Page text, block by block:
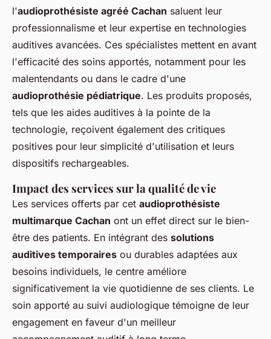
l'audioprothésiste agréé Cachan saluent leur
professionnalisme et leur expertise en technologies
auditives avancées. Ces spécialistes mettent en avant
l'efficacité des soins apportés, notamment pour les
malentendants ou dans le cadre d'une
audioprothésie pédiatrique. Les produits proposés,
tels que les aides auditives à la pointe de la
technologie, reçoivent également des critiques
positives pour leur simplicité d'utilisation et leurs
dispositifs rechargeables.
Impact des services sur la qualité de vie
Les services offerts par cet audioprothésiste
multimarque Cachan ont un effet direct sur le bien-
être des patients. En intégrant des solutions
auditives temporaires ou durables adaptées aux
besoins individuels, le centre améliore
significativement la vie quotidienne de ses clients. Le
soin apporté au suivi audiologique témoigne de leur
engagement en faveur d'un meilleur